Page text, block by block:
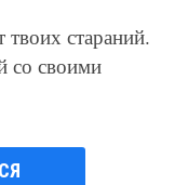
твоих стараний.
со своими